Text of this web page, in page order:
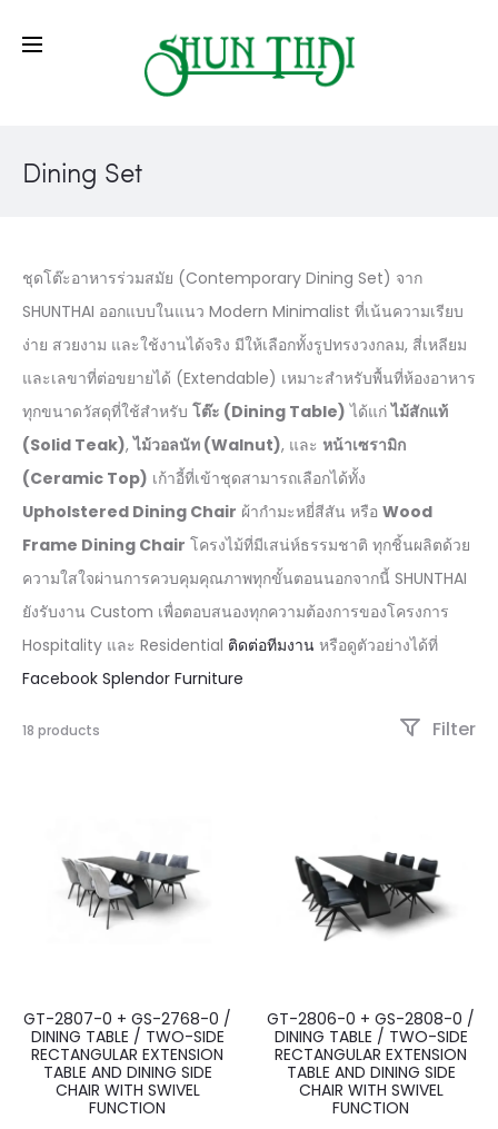
Dining Set
ชุดโต๊ะอาหารร่วมสมัย (Contemporary Dining Set) จาก
SHUNTHAI ออกแบบในแนว Modern Minimalist ที่เน้นความเรียบ
ง่าย สวยงาม และใช้งานได้จริง มีให้เลือกทั้งรูปทรงวงกลม, สี่เหลียม
และเลขาที่ต่อขยายได้ (Extendable) เหมาะสำหรับพื้นที่ห้องอาหาร
ทุกขนาดวัสดุที่ใช้สำหรับ โต๊ะ (Dining Table) ได้แก่ไม้สักแท้
(Solid Teak),ไม้วอลนัท (Walnut), และ หน้าเซรามิก
(Ceramic Top) เก้าอี้ที่เข้าชุดสามารถเลือกได้ทั้ง
Upholstered Dining Chair ผ้ากำมะหยี่สีสัน หรือ Wood
Frame Dining Chair โครงไม้ที่มีเสน่ห์ธรรมชาติ ทุกชิ้นผลิตด้วย
ความใสใจผ่านการควบคุมคุณภาพทุกขั้นตอนนอกจากนี้ SHUNTHAI
ยังรับงาน Custom เพื่อตอบสนองทุกความต้องการของโครงการ
Hospitality และ Residential ติดต่อทีมงาน หรือดูตัวอย่างได้ที่
Facebook Splendor Furniture
18 products Filter
GT-2807-0 + GS-2768-0 /
DINING TABLE / TWO-SIDE
RECTANGULAR EXTENSION
TABLE AND DINING SIDE
CHAIR WITH SWIVEL
FUNCTION
GT-2806-0 + GS-2808-0 /
DINING TABLE / TWO-SIDE
RECTANGULAR EXTENSION
TABLE AND DINING SIDE
CHAIR WITH SWIVEL
FUNCTION